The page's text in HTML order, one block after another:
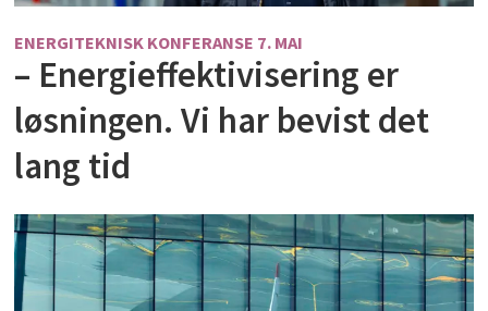
ENERGITEKNISK KONFERANSE 7. MAI
– Energieffektivisering er
løsningen. Vi har bevist det
lang tid